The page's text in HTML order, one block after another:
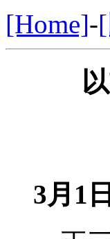
[Home]-
3月1